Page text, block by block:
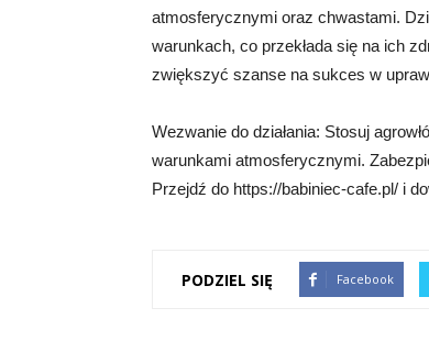
atmosferycznymi oraz chwastami.
warunkach, co przekłada się na ich
zwiększyć szanse na sukces w
Wezwanie do działania: Stosuj
warunkami atmosferycznymi.
Przejdź do https://babiniec-cafe.pl/ i
PODZIEL SIĘ Facebook